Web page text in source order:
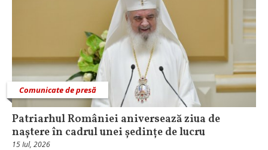
Comunicate de presă
Patriarhul României aniversează ziua de
naștere în cadrul unei ședințe de lucru
15 Iul, 2026